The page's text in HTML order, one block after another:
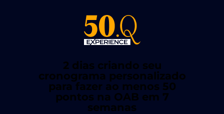
2 dias criando seu
cronograma personalizado
para fazer ao menos 50
pontos na OAB em 7
semanas